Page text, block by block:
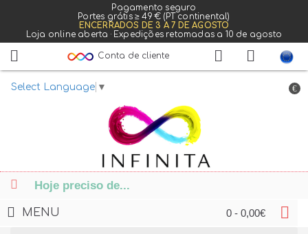
Pagamento seguro
Portes grátis ≥ 49 € (PT continental)
ENCERRADOS DE 3 A 7 DE AGOSTO
Loja online aberta · Expedições retomadas a 10 de agosto
Select Language ▼
Conta de cliente
€
0 - 0,00€
MENU